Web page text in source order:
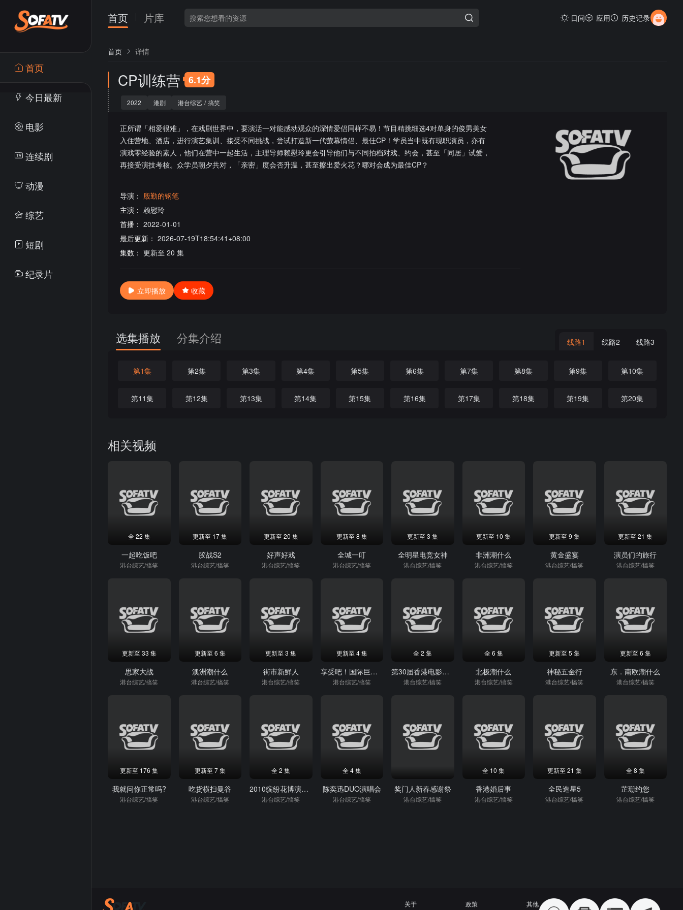
首页
今日最新
电影
连续剧
动漫
综艺
短剧
纪录片
首页 片库 日间 应用 历史记录
首页 详情
CP训练营 6.1分
2022 港剧 港台综艺 / 搞笑
正所谓「相爱很难」，在戏剧世界中，要演活一对能感动观众的深情爱侣同样不易！节目精挑细选4对单身的俊男美女
入住营地、酒店，进行演艺集训、接受不同挑战，尝试打造新一代萤幕情侣、最佳CP！学员当中既有现职演员，亦有
演戏零经验的素人，他们在营中一起生活，主理导师赖慰玲更会引导他们与不同拍档对戏、约会，甚至「同居」试爱，
再接受演技考核。众学员朝夕共对，「亲密」度会否升温，甚至擦出爱火花？哪对会成为最佳CP？
导演： 殷勤的钢笔
主演： 赖慰玲
首播： 2022-01-01
最后更新： 2026-07-19T18:54:41+08:00
集数： 更新至 20 集
立即播放 收藏
选集播放 分集介绍 线路1 线路2 线路3
第1集 第2集 第3集 第4集 第5集 第6集 第7集 第8集 第9集 第10集
第11集 第12集 第13集 第14集 第15集 第16集 第17集 第18集 第19集 第20集
相关视频
全 22 集
一起吃饭吧
港台综艺/搞笑
更新至 17 集
胶战S2
港台综艺/搞笑
更新至 20 集
好声好戏
港台综艺/搞笑
更新至 8 集
全城一叮
港台综艺/搞笑
更新至 3 集
全明星电竞女神
港台综艺/搞笑
更新至 10 集
非洲潮什么
港台综艺/搞笑
更新至 9 集
黄金盛宴
港台综艺/搞笑
更新至 21 集
演员们的旅行
港台综艺/搞笑
更新至 33 集
思家大战
港台综艺/搞笑
更新至 6 集
澳洲潮什么
港台综艺/搞笑
更新至 3 集
街市新鮮人
港台综艺/搞笑
更新至 4 集
享受吧！国际巨星小S的韩国之旅
港台综艺/搞笑
全 2 集
第30届香港电影金像奖颁奖典礼
港台综艺/搞笑
全 6 集
北极潮什么
港台综艺/搞笑
更新至 5 集
神秘五金行
港台综艺/搞笑
更新至 6 集
东．南欧潮什么
港台综艺/搞笑
更新至 176 集
我就问你正常吗?
港台综艺/搞笑
更新至 7 集
吃货横扫曼谷
港台综艺/搞笑
全 2 集
2010缤纷花博演唱会
港台综艺/搞笑
全 4 集
陈奕迅DUO演唱会
港台综艺/搞笑
奖门人新春感谢祭
港台综艺/搞笑
全 10 集
香港婚后事
港台综艺/搞笑
更新至 21 集
全民造星5
港台综艺/搞笑
全 8 集
芷珊约您
港台综艺/搞笑
关于 政策 其他